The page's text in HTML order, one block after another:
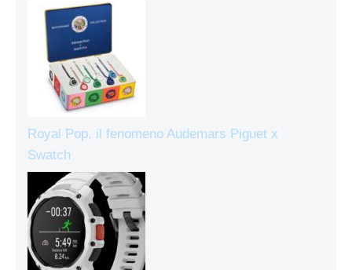
Royal Pop, il fenomeno Audemars Piguet x
Swatch